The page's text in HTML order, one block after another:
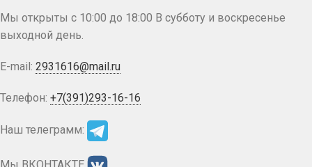
Мы открыты с 10:00 до 18:00 В субботу и воскресенье
выходной день.
E-mail: 2931616@mail.ru
Телефон: +7(391)293-16-16
Наш телеграмм: